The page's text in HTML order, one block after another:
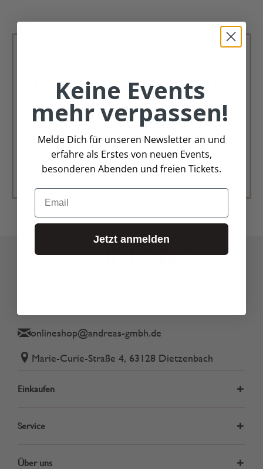
Deko Andreas Newsletter
Immer schön, immer aktuell.
Trag Dich für unseren Newsletter ein &
verpasse keine Angebote mehr
Zur Newsletter Anmeldung
onlineshop@andreas-gmbh.de
Marie-Curie-Straße 4, 63128 Dietzenbach
Einkaufen
Service
Über uns
Keine Events
mehr verpassen!
Melde Dich für unseren Newsletter an und
erfahre als Erstes von neuen Events,
besonderen Abenden und freien Tickets.
Email
Jetzt anmelden